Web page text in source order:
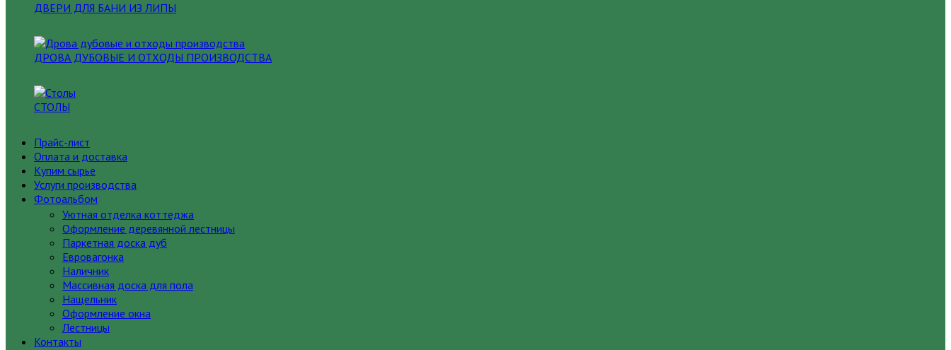
ДВЕРИ ДЛЯ БАНИ ИЗ ЛИПЫ
ДРОВА ДУБОВЫЕ И ОТХОДЫ ПРОИЗВОДСТВА
СТОЛЫ
Прайс-лист
Оплата и доставка
Купим сырье
Услуги производства
Фотоальбом
Уютная отделка коттеджа
Оформление деревянной лестницы
Паркетная доска дуб
Евровагонка
Наличник
Массивная доска для пола
Нащельник
Оформление окна
Лестницы
Контакты